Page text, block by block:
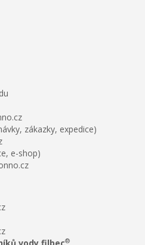
zákazky, expedice)
e-shop)
®